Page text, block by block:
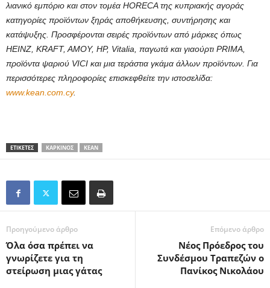
λιανικό εμπόριο και στον τομέα HORECA της κυπριακής αγοράς
κατηγορίες προϊόντων ξηράς αποθήκευσης, συντήρησης και
κατάψυξης. Προσφέρονται σειρές προϊόντων από μάρκες όπως
HEINZ, KRAFT, AMOY, HP, Vitalia, παγωτά και γιαούρτι PRIMA,
προϊόντα ψαριού VICI και μια τεράστια γκάμα άλλων προϊόντων. Για
περισσότερες πληροφορίες επισκεφθείτε την ιστοσελίδα:
www.kean.com.cy.
ΕΤΙΚΕΤΕΣ ΚΑΡΚΊΝΟΣ ΚΕΑΝ
Προηγούμενο άρθρο
Όλα όσα πρέπει να
γνωρίζετε για τη
στείρωση μιας γάτας
Επόμενο άρθρο
Νέος Πρόεδρος του
Συνδέσμου Τραπεζών ο
Πανίκος Νικολάου